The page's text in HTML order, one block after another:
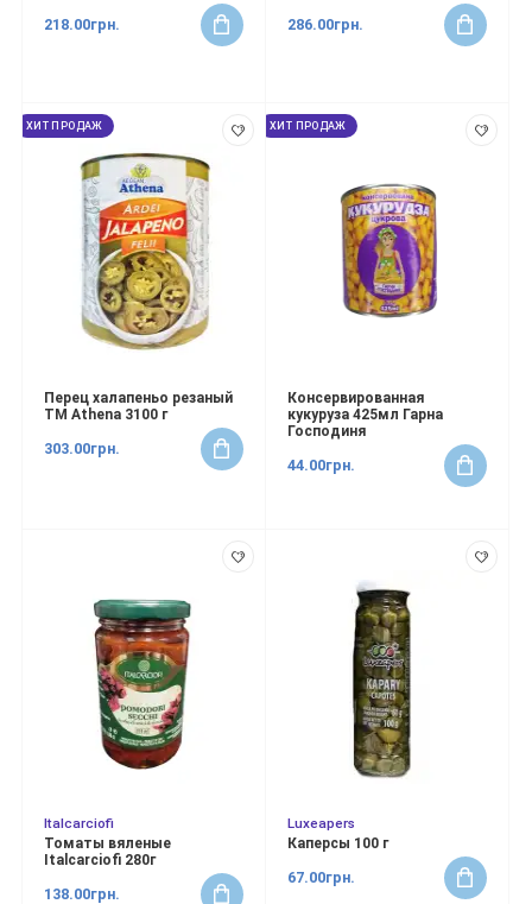
218.00грн. 286.00грн.
ХИТ ПРОДАЖ
Перец халапеньо резаный
ТМ Athena 3100 г
303.00грн.
ХИТ ПРОДАЖ
Консервированная
кукуруза 425мл Гарна
Господиня
44.00грн.
Italcarciofi
Томаты вяленые
Italcarciofi 280г
138.00грн.
Luxeapers
Каперсы 100 г
67.00грн.